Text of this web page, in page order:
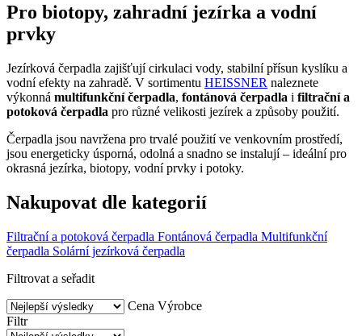
Pro biotopy, zahradní jezírka a vodní
prvky
Jezírková čerpadla zajišťují cirkulaci vody, stabilní přísun kyslíku a
vodní efekty na zahradě. V sortimentu HEISSNER naleznete
výkonná multifunkční čerpadla, fontánová čerpadla i filtrační a
potoková čerpadla pro různé velikosti jezírek a způsoby použití.
Čerpadla jsou navržena pro trvalé použití ve venkovním prostředí,
jsou energeticky úsporná, odolná a snadno se instalují – ideální pro
okrasná jezírka, biotopy, vodní prvky i potoky.
Nakupovat dle kategorií
Filtrační a potoková čerpadla Fontánová čerpadla Multifunkční
čerpadla Solární jezírková čerpadla
Filtrovat a seřadit
Cena Výrobce
Filtr